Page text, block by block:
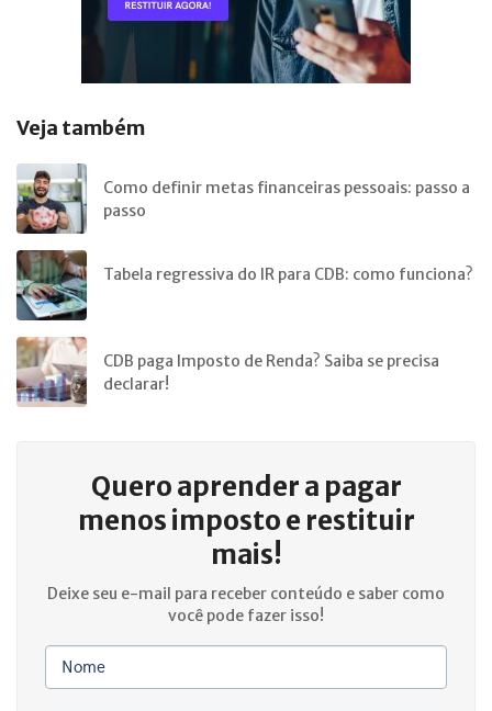
Veja também
Como definir metas financeiras pessoais: passo a
passo
Tabela regressiva do IR para CDB: como funciona?
CDB paga Imposto de Renda? Saiba se precisa
declarar!
Quero aprender a pagar
menos imposto e restituir
mais!
Deixe seu e-mail para receber conteúdo e saber como
você pode fazer isso!
Nome